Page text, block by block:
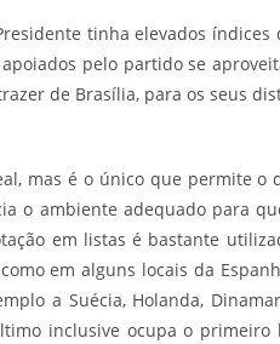
tinha elevados
pelo partido se
de Brasília, para os seus
mas é o único que permite o
o ambiente adequado para
em listas é bastante
em alguns locais da
a Suécia, Holanda,
inclusive ocupa o